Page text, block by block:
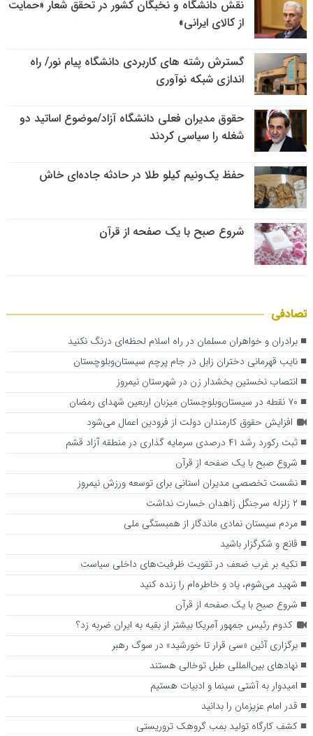
نقش دانشگاه و نخبگان کشور در تحقق شعار «حمایت
از کالای ایرانی»
گسترش رشته های کاربردی دانشگاه پیام نور/ راه
اندازی شبکه نوآوری
حقوق مدیران فعلی دانشگاه آزاد/موضوع اساتید دو
شغله را سیاسی کردند
حفظ یک‌ونیم کیلو طلا در حادثه جاده‌ای خاش
شروع صبح با یک صفحه از قرآن
تصادفی
برادران و خواهران مسلمان در راه اسلام لحظه‌ای درنگ نکنید
نایب‌ قهرمانی دختران زابل در جام پرچم سیستان‌وبلوچستان
انتصاب نخستین بخشدار زن در شهرستان نیمروز
۷۰ نقطه در سیستان‌وبلوچستان میزبان اربعین شهدای رمضان
افزایش حقوق کارمندان دولت از فرودین اعمال می‌شود
ثبت رکورد رشد ۴۱ درصدی سرمایه گذاری در منطقه آزاد قشم
شروع صبح با یک صفحه از قرآن
نشست تخصصی مدیران استانی برای توسعه ورزش نیمروز
۲ زلزله سرجنگل زاهدان خسارت نداشت
مردم سیستان نمادی ماندگار از همبستگی ملی
قانع و شکرگزار باشید
تکیه بر غرب ضعف در تقویت ظرفیت‌های داخلی سیاست
شهید می‌شوم، یاد و خاطره‌ام را زنده کنید
شروع صبح با یک صفحه از قرآن
کدوم رئیس جمهور آمریکا بیشتر از بقیه به ایران ضربه زد؟
برگزاری آئین‌ «سی قرار تا خورشید» در سوگ رهبر
نهادهای بین‌المللی طبل توخالی هستند
امیدوار به آشتی سینما و ادبیات هستیم
قدر امام عزیزمان را بدانید
کشف کارگاه تولید بمب گروهک تروریستی